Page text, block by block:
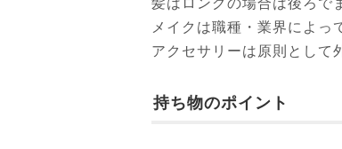
髪はロングの場合は後ろで
メイクは職種・業界によっ
アクセサリーは原則として
持ち物のポイント